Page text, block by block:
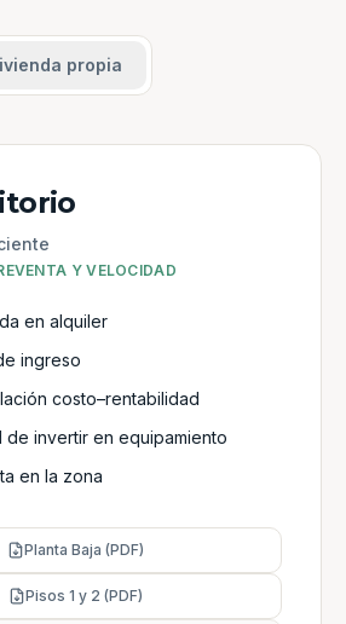
propia
Y VELOCIDAD
en alquiler
ingreso
costo–rentabilidad
de invertir en equipamiento
en la zona
Planta Baja (PDF)
Pisos 1 y 2 (PDF)